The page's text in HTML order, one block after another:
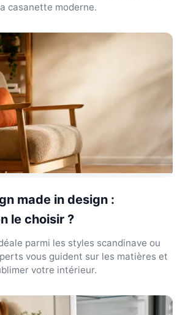
casanette moderne.
made in design :
le choisir ?
parmi les styles scandinave ou
vous guident sur les matières et
votre intérieur.